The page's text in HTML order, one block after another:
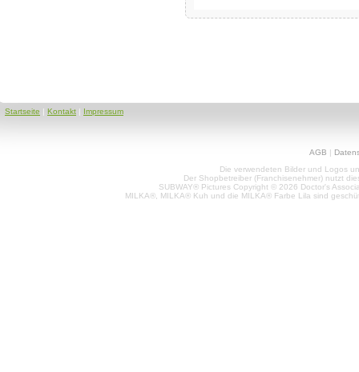
Startseite | Kontakt | Impressum
AGB |
Die verwendeten Bilder und Logos
Der Shopbetreiber (Franchisenehmer) nutzt
SUBWAY® Pictures Copyright © 2026 Doctor's
MILKA®, MILKA® Kuh und die MILKA® Farbe Lila sind